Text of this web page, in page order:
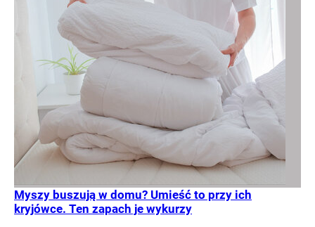
Myszy buszują w domu? Umieść to przy ich
kryjówce. Ten zapach je wykurzy